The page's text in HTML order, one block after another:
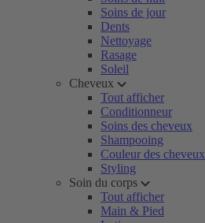
Soins de jour
Dents
Nettoyage
Rasage
Soleil
Cheveux
Tout afficher
Conditionneur
Soins des cheveux
Shampooing
Couleur des cheveux
Styling
Soin du corps
Tout afficher
Main & Pied